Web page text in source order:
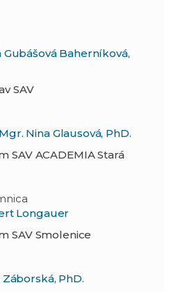
Gubášová Baherníková,
SAV
Mgr. Nina Glausová, PhD.
SAV ACADEMIA Stará
Longauer
SAV Smolenice
PhD.